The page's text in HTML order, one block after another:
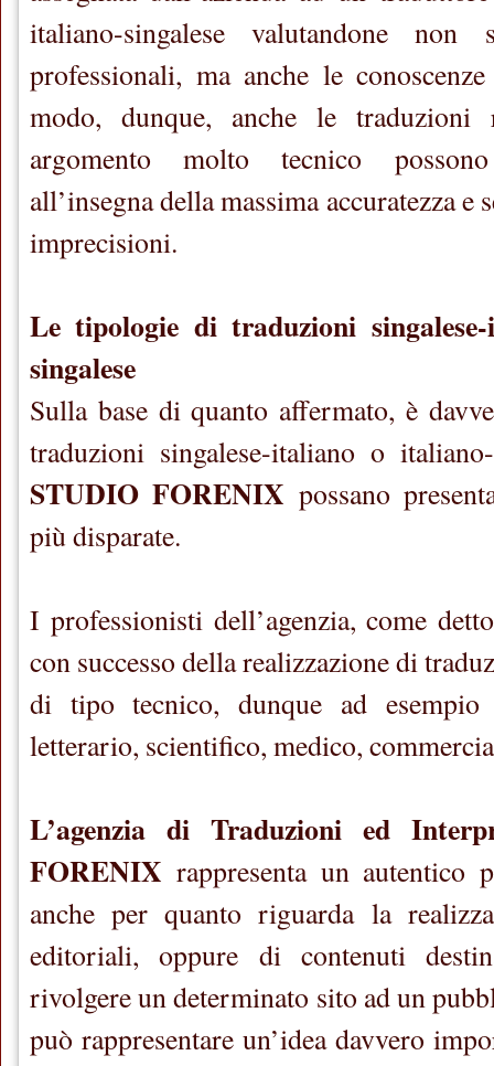
italiano-singalese valutandone non
professionali, ma anche le
modo, dunque, anche le
argomento molto tecnico
all’insegna della massima accuratezza e
imprecisioni.
Le tipologie di traduzioni
singalese
Sulla base di quanto affermato, è
traduzioni singalese-italiano o
STUDIO FORENIX possano
più disparate.
I professionisti dell’agenzia, come
con successo della realizzazione di
di tipo tecnico, dunque ad
letterario, scientifico, medico,
L’agenzia di Traduzioni ed
FORENIX rappresenta un autentico
anche per quanto riguarda la
editoriali, oppure di contenuti
rivolgere un determinato sito ad un
può rappresentare un’idea davvero